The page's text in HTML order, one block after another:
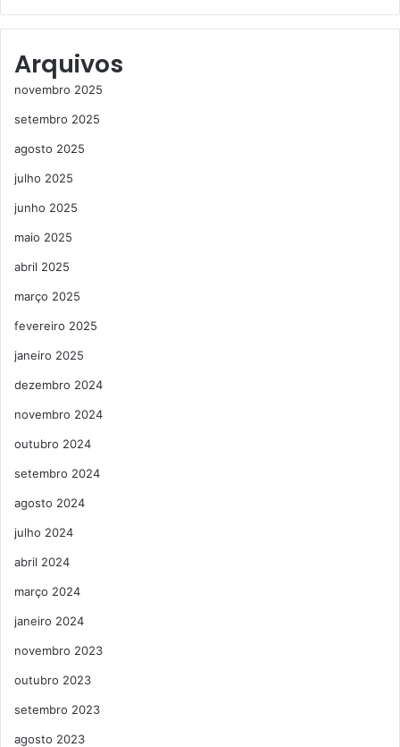
Arquivos
novembro 2025
setembro 2025
agosto 2025
julho 2025
junho 2025
maio 2025
abril 2025
março 2025
fevereiro 2025
janeiro 2025
dezembro 2024
novembro 2024
outubro 2024
setembro 2024
agosto 2024
julho 2024
abril 2024
março 2024
janeiro 2024
novembro 2023
outubro 2023
setembro 2023
agosto 2023